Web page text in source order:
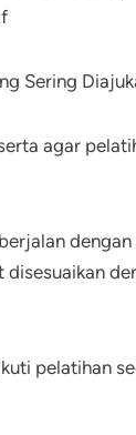
Sering
agar
disesuaikan
pelatihan